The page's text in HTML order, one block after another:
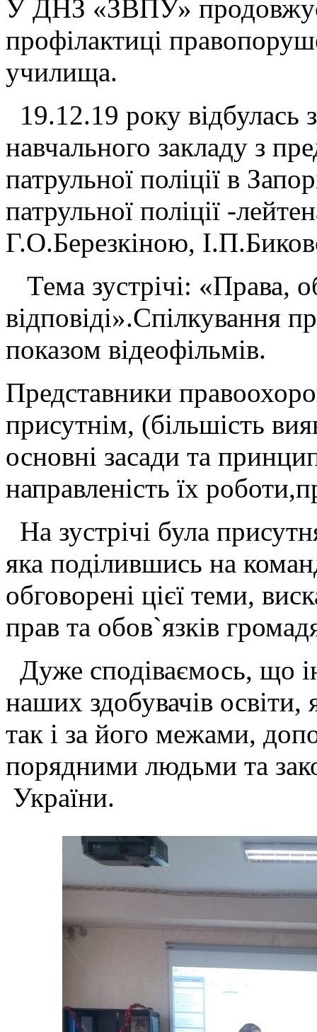
У ДНЗ «ЗВПУ»
профілактиці
училища.
19.12.19 року відбулась
навчального закладу з
патрульної поліції в
патрульної поліції -
Г.О.Березкіною,
Тема зустрічі: «Права,
відповіді».Спілкування
показом відеофільмів.
Представники
присутнім, (більшість
основні засади та
направленість їх
На зустрічі була
яка поділившись на
обговорені цієї теми,
прав та обов`язків
Дуже сподіваємось, що
наших здобувачів освіти,
так і за його межами,
порядними людьми та
України.